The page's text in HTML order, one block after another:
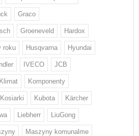
Graco
Groeneveld Hardox
roku Husqvarna Hyundai
IVECO JCB
Klimat Komponenty
Kosiarki Kubota Kärcher
Liebherr LiuGong
Maszyny komunalme